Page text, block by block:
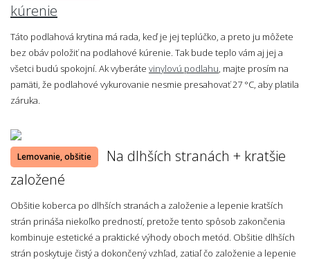
kúrenie
Táto podlahová krytina má rada, keď je jej teplúčko, a preto ju môžete
bez obáv položiť na podlahové kúrenie. Tak bude teplo vám aj jej a
všetci budú spokojní. Ak vyberáte vinylovú podlahu , majte prosím na
pamäti, že podlahové vykurovanie nesmie presahovať 27 °C, aby platila
záruka.
Lemovanie, obšitie
Na dlhších stranách + kratšie
založené
Obšitie koberca po dlhších stranách a založenie a lepenie kratších
strán prináša niekoľko predností, pretože tento spôsob zakončenia
kombinuje estetické a praktické výhody oboch metód. Obšitie dlhších
strán poskytuje čistý a dokončený vzhľad, zatiaľ čo založenie a lepenie